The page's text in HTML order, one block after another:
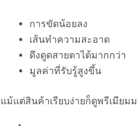
การขัดน้อยลง
เส้นทำความสะอาด
ดึงดูดสายตาได้มากกว่า
มูลค่าที่รับรู้สูงขึ้น
แม้แต่สินค้าเรียบง่ายก็ดูพรีเมียม